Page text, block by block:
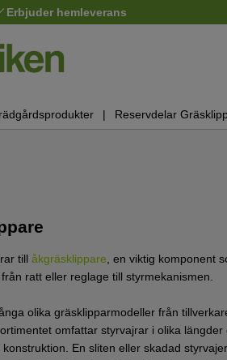
Erbjuder hemleverans
Reservdelar
till åkgräsklippare, en viktig komponent
ratt eller reglage till styrmekanismen.
olika gräsklipparmodeller från
omfattar styrvajrar i olika längder
En sliten eller skadad